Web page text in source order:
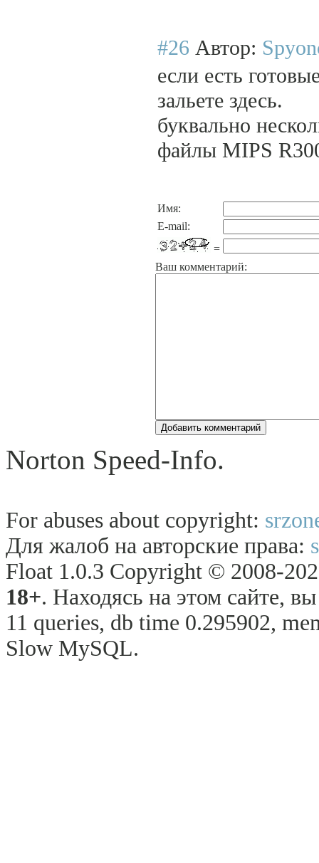
#26 Автор:
если есть
зальете здесь.
буквально
файлы MIPS
Имя:
E-mail:
=
Ваш комментарий:
Norton Speed-Info.
For abuses about copyright:
Для жалоб на авторские права:
Float 1.0.3 Copyright © 2008-
18+. Находясь на этом сайте,
11 queries, db time 0.295902,
Slow MySQL.